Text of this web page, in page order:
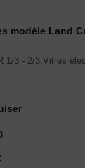
modèle Land
1/3 - 2/3,Vitres